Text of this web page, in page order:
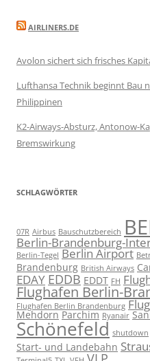
AIRLINERS.DE
Avolon sichert sich frisches
Lufthansa Technik beginnt Bau
Philippinen
K2-Airways-Absturz, Antonow-
Bremswirkung
SCHLAGWÖRTER
07R Airbus Bauschutzbereich
Berlin-Brandenburg-
Berlin-Tegel Berlin Airport
Brandenburg British Airways
EDAY EDDB EDDT FH
Flughafen Berlin-
Flughafen Berlin Brandenburg
Mehdorn Parchim Ryanair
Schönefeld shutdown
Start- und Landebahn